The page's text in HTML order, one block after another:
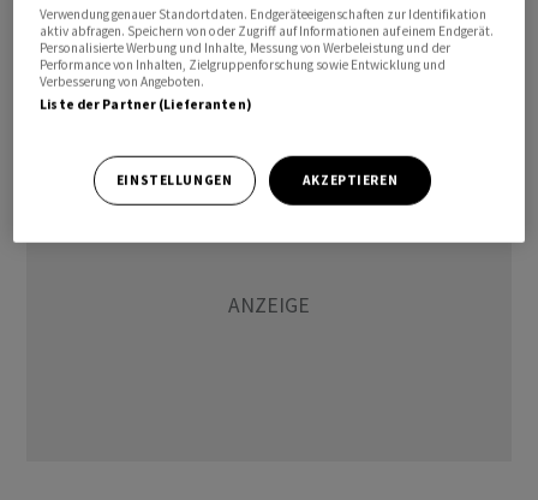
Milliarden Franken erreicht bei einer EBIT-Marge von 4,5
Prozent. So würde der Betriebsgewinn rechnerisch auf
rund 200 Millionen Franken klettern. 2025 hatte
Implenia einen EBIT von 140,5 Millionen Franken erzielt.
Verwendung genauer Standortdaten. Endgeräteeigenschaften zur Identifikation
aktiv abfragen. Speichern von oder Zugriff auf Informationen auf einem Endgerät.
Personalisierte Werbung und Inhalte, Messung von Werbeleistung und der
Performance von Inhalten, Zielgruppenforschung sowie Entwicklung und
Verbesserung von Angeboten.
Liste der Partner (Lieferanten)
EINSTELLUNGEN AKZEPTIEREN